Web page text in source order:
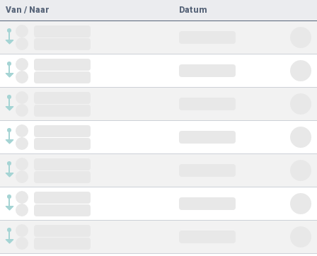
Van / Naar
Datum